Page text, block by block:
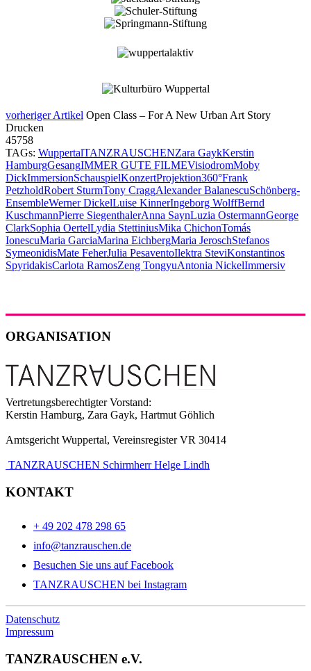
vorheriger Artikel Open Class – For A New Urban Art Story
Drucken
45758
TAGs: WuppertalTANZRAUSCHENZara GaykKerstin
HamburgGesangIMMER GUTE FILMEVisiodromMoby
DickImmersionSchauspielKonzertProjektion360°Frank
PetzholdRobert SturmTony CraggAlexander BalanescuSchönberg-
EnsembleWerner DickelLuise KinnerIngeborg WolffBernd
KuschmannPierre SiegenthalerAnna SaynLuzia OstermannGeorge
ClarkSophia OertelLydia StettiniusMika ChichonTomás
IonescuMaria GarciaMarina EichbergMaria JeroschStefanos
SymeonidisMate FeherJulia PesaventoIlektra SteviKonstantinos
SpyridakisCarlota RamosZeng TongyuAntonia NickelImmersiv
ORGANISATION
Vertretungsberechtigter Vorstand:
Kerstin Hamburg, Zara Gayk, Hartmut Göhlich
Amtsgericht Wuppertal, Vereinsregister VR 30414
TANZRAUSCHEN Schirmherr Helge Lindh
KONTAKT
+ 49 202 478 298 65
info@tanzrauschen.de
Besuchen Sie uns auf Facebook
TANZRAUSCHEN bei Instagram
Datenschutz
Impressum
TANZRAUSCHEN e.V.